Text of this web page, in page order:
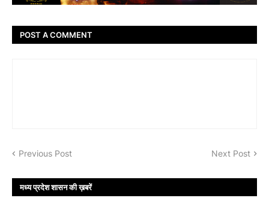
POST A COMMENT
Previous Post Next Post
मध्य प्रदेश शासन की ख़बरें